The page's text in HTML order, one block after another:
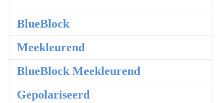
BlueBlock
Meekleurend
BlueBlock Meekleurend
Gepolariseerd